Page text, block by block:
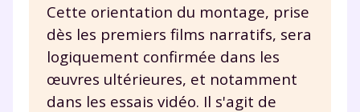
Cette orientation du montage, prise
dès les premiers films narratifs, sera
logiquement confirmée dans les
œuvres ultérieures, et notamment
dans les essais vidéo. Il s'agit de